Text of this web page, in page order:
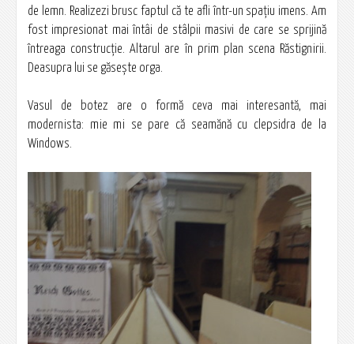
de lemn. Realizezi brusc faptul că te afli într-un spaţiu imens. Am
fost impresionat mai întâi de stâlpii masivi de care se sprijină
întreaga construcţie. Altarul are în prim plan scena Răstignirii.
Deasupra lui se găseşte orga.
Vasul de botez are o formă ceva mai interesantă, mai
modernista: mie mi se pare că seamănă cu clepsidra de la
Windows.